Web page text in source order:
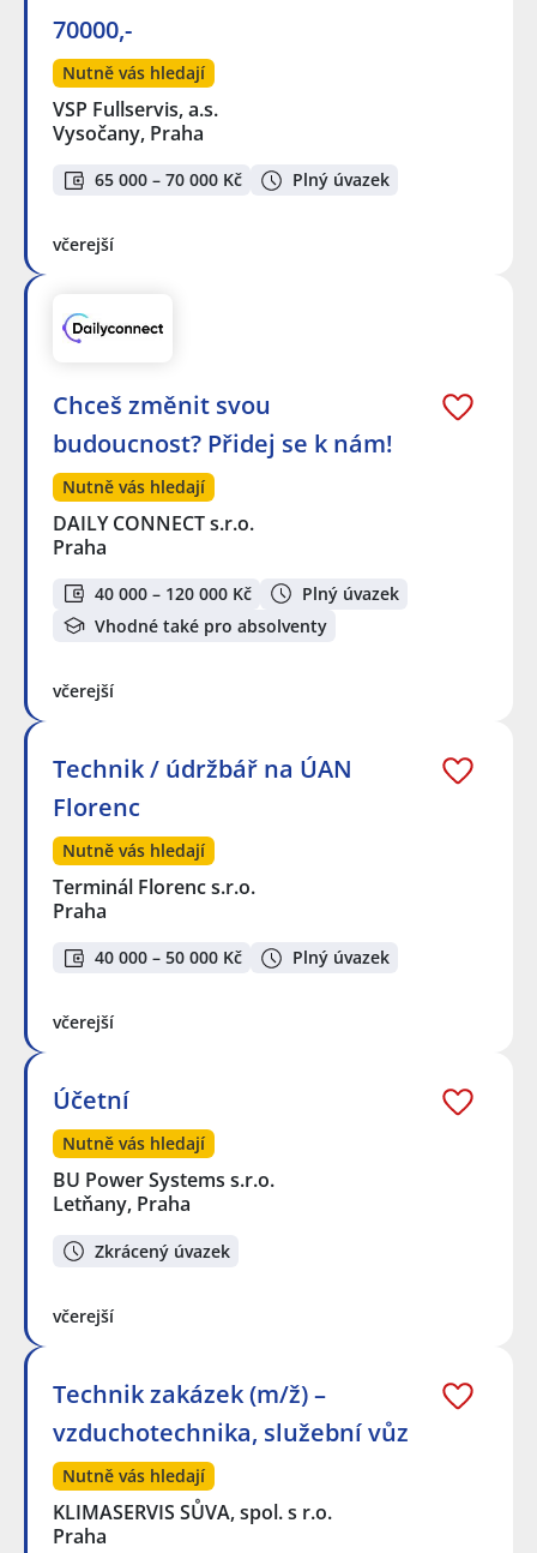
70000,-
Nutně vás hledají
VSP Fullservis, a.s.
Vysočany, Praha
65 000 – 70 000 Kč Plný úvazek
včerejší
Chceš změnit svou
budoucnost? Přidej se k nám!
Nutně vás hledají
DAILY CONNECT s.r.o.
Praha
40 000 – 120 000 Kč
Plný úvazek
Vhodné také pro absolventy
včerejší
Technik / údržbář na ÚAN
Florenc
Nutně vás hledají
Terminál Florenc s.r.o.
Praha
40 000 – 50 000 Kč Plný úvazek
včerejší
Účetní
Nutně vás hledají
BU Power Systems s.r.o.
Letňany, Praha
Zkrácený úvazek
včerejší
Technik zakázek (m/ž) –
vzduchotechnika, služební vůz
Nutně vás hledají
KLIMASERVIS SŮVA, spol. s r.o.
Praha